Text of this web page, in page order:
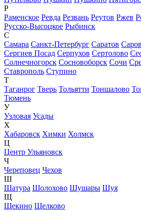
Р
Раменское Ревда Резвань Реутов Ржев
Русско-Высоцкое Рыбинск
С
Самара Санкт-Петербург Саратов Саров
Сергиев Посад Серпухов Сертолово
Солнечногорск Сосновоборск Сочи
Ставрополь Ступино
Т
Таганрог Тверь Тольятти Тоншалово
Тюмень
У
Узловая Усады
Х
Хабаровск Химки Холмск
Ц
Центр Ульяновск
Ч
Череповец Чехов
Ш
Шатура Шолохово Шушары Шуя
Щ
Щекино Щелково